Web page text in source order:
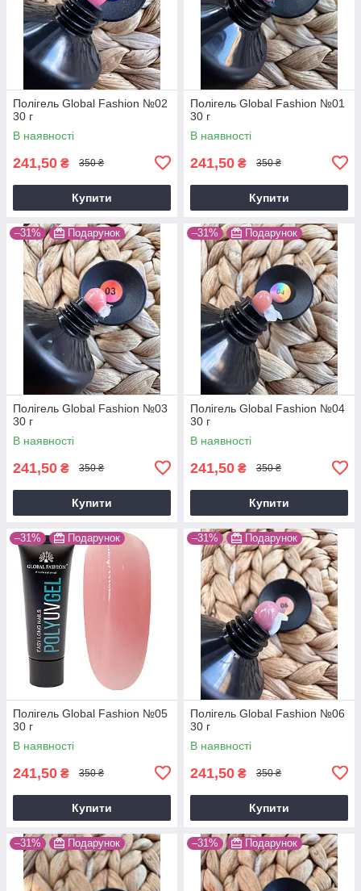
Полігель Global Fashion №02
30 г
В наявності
241,50 ₴ 350 ₴
Купити
Полігель Global Fashion №01
30 г
В наявності
241,50 ₴ 350 ₴
Купити
–31% Подарунок
Полігель Global Fashion №03
30 г
В наявності
241,50 ₴ 350 ₴
Купити
–31% Подарунок
Полігель Global Fashion №04
30 г
В наявності
241,50 ₴ 350 ₴
Купити
–31% Подарунок
Полігель Global Fashion №05
30 г
В наявності
241,50 ₴ 350 ₴
Купити
–31% Подарунок
Полігель Global Fashion №06
30 г
В наявності
241,50 ₴ 350 ₴
Купити
–31% Подарунок –31% Подарунок